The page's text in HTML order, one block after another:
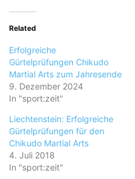
Related
Erfolgreiche
Gürtelprüfungen Chikudo
Martial Arts zum Jahresende
9. Dezember 2024
In "sport:zeit"
Liechtenstein: Erfolgreiche
Gürtelprüfungen für den
Chikudo Martial Arts
4. Juli 2018
In "sport:zeit"